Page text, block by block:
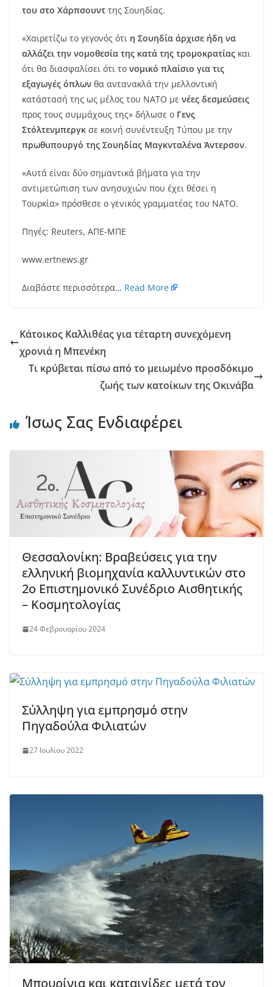
του στο Χάρπσουντ της Σουηδίας.
«Χαιρετίζω το γεγονός ότι η Σουηδία άρχισε ήδη να
αλλάζει την νομοθεσία της κατά της τρομοκρατίας και
ότι θα διασφαλίσει ότι το νομικό πλαίσιο για τις
εξαγωγές όπλων θα αντανακλά την μελλοντική
κατάστασή της ως μέλος του ΝΑΤΟ με νέες δεσμεύσεις
προς τους συμμάχους της» δήλωσε ο Γενς
Στόλτενμπεργκ σε κοινή συνέντευξη Τύπου με την
πρωθυπουργό της Σουηδίας Μαγκνταλένα Άντερσον.
«Αυτά είναι δύο σημαντικά βήματα για την
αντιμετώπιση των ανησυχιών που έχει θέσει η
Τουρκία» πρόσθεσε ο γενικός γραμματέας του ΝΑΤΟ.
Πηγές: Reuters, ΑΠΕ-ΜΠΕ
www.ertnews.gr
Διαβάστε περισσότερα… Read More
Κάτοικος Καλλιθέας για τέταρτη συνεχόμενη
χρονιά η Μπενέκη
Τι κρύβεται πίσω από το μειωμένο προσδόκιμο
ζωής των κατοίκων της Οκινάβα
Ίσως Σας Ενδιαφέρει
Θεσσαλονίκη: Βραβεύσεις για την
ελληνική βιομηχανία καλλυντικών στο
2ο Επιστημονικό Συνέδριο Αισθητικής
– Κοσμητολογίας
24 Φεβρουαρίου 2024
Σύλληψη για εμπρησμό στην
Πηγαδούλα Φιλιατών
27 Ιουλίου 2022
Μπουρίνια και καταιγίδες μετά τον